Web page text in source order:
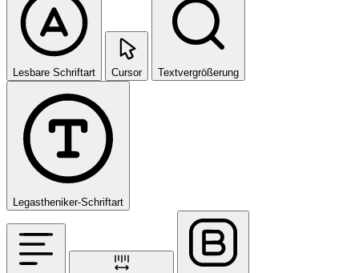
Lesbare Schriftart Cursor Textvergrößerung
Legastheniker-Schriftart